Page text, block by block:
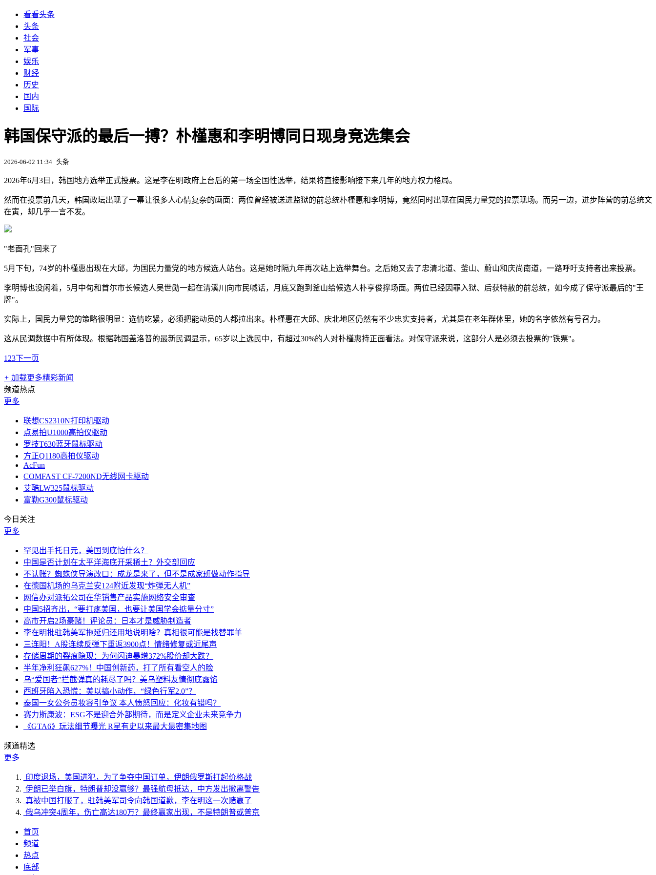
看看头条
头条
社会
军事
娱乐
财经
历史
国内
国际
韩国保守派的最后一搏？朴槿惠和李明博同日现身竞选集会
2026-06-02 11:34 头条
2026年6月3日，韩国地方选举正式投票。这是李在明政府上台后的第一场全国性选举，结果将直接影响接下来几年的地方权力格局。
然而在投票前几天，韩国政坛出现了一幕让很多人心情复杂的画面：两位曾经被送进监狱的前总统朴槿惠和李明博，竟然同时出现在国民力量党的拉票现场。而另一边，进步阵营的前总统文
在寅，却几乎一言不发。
"老面孔"回来了
5月下旬，74岁的朴槿惠出现在大邱，为国民力量党的地方候选人站台。这是她时隔九年再次站上选举舞台。之后她又去了忠清北道、釜山、蔚山和庆尚南道，一路呼吁支持者出来投票。
李明博也没闲着，5月中旬和首尔市长候选人吴世勋一起在清溪川向市民喊话，月底又跑到釜山给候选人朴亨俊撑场面。两位已经因罪入狱、后获特赦的前总统，如今成了保守派最后的"王
牌"。
实际上，国民力量党的策略很明显：选情吃紧，必须把能动员的人都拉出来。朴槿惠在大邱、庆北地区仍然有不少忠实支持者，尤其是在老年群体里，她的名字依然有号召力。
这从民调数据中有所体现。根据韩国盖洛普的最新民调显示，65岁以上选民中，有超过30%的人对朴槿惠持正面看法。对保守派来说，这部分人是必须去投票的"铁票"。
1 23下一页
+ 加载更多精彩新闻
频道热点
更多
联想CS2310N打印机驱动
点易拍U1000高拍仪驱动
罗技T630蓝牙鼠标驱动
方正Q1180高拍仪驱动
AcFun
COMFAST CF-7200ND无线网卡驱动
艾酷LW325鼠标驱动
富勒G300鼠标驱动
今日关注
更多
罕见出手托日元，美国到底怕什么？
中国是否计划在太平洋海底开采稀土？外交部回应
不认账？蜘蛛侠导演改口：成龙是来了，但不是成家班做动作指导
在德国机场的乌克兰安124附近发现“炸弹无人机”
网信办对派拓公司在华销售产品实施网络安全审查
中国5招齐出，“要打疼美国，也要让美国学会掂量分寸”
高市开启2场豪赌！评论员：日本才是威胁制造者
李在明批驻韩美军拖延归还用地说明啥？真相很可能是找替罪羊
三连阳！A股连续反弹下重返3900点！情绪修复或近尾声
存储周期的裂痕隐现：为何闪迪暴增372%股价却大跌？
半年净利狂飙627%！中国创新药，打了所有看空人的脸
乌“爱国者”拦截弹真的耗尽了吗？美乌塑料友情彻底露馅
西班牙陷入恐慌：美以搞小动作，“绿色行军2.0”？
泰国一女公务员妆容引争议 本人愤怒回应：化妆有错吗？
赛力斯康波：ESG不是迎合外部期待，而是定义企业未来竞争力
《GTA6》玩法细节曝光 R星有史以来最大最密集地图
频道精选
更多
印度退场，美国进犯，为了争夺中国订单，伊朗俄罗斯打起价格战
伊朗已举白旗，特朗普却没赢够？最强航母抵达，中方发出撤离警告
真被中国打服了，驻韩美军司令向韩国道歉，李在明这一次赌赢了
俄乌冲突4周年，伤亡高达180万？最终赢家出现，不是特朗普或普京
首页
频道
热点
底部